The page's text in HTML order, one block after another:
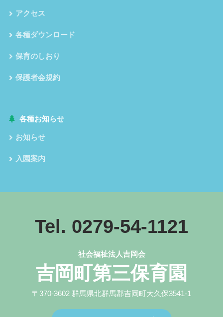
アクセス
各種ダウンロード
保育のしおり
保護者会規約
各種お知らせ
お知らせ
入園案内
Tel. 0279-54-1121
社会福祉法人吉岡会
吉岡町第三保育園
〒370-3602 群馬県北群馬郡吉岡町大久保3541-1